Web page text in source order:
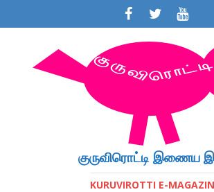
குருவிரொட்டி இணைய
KURUVIROTTI E-